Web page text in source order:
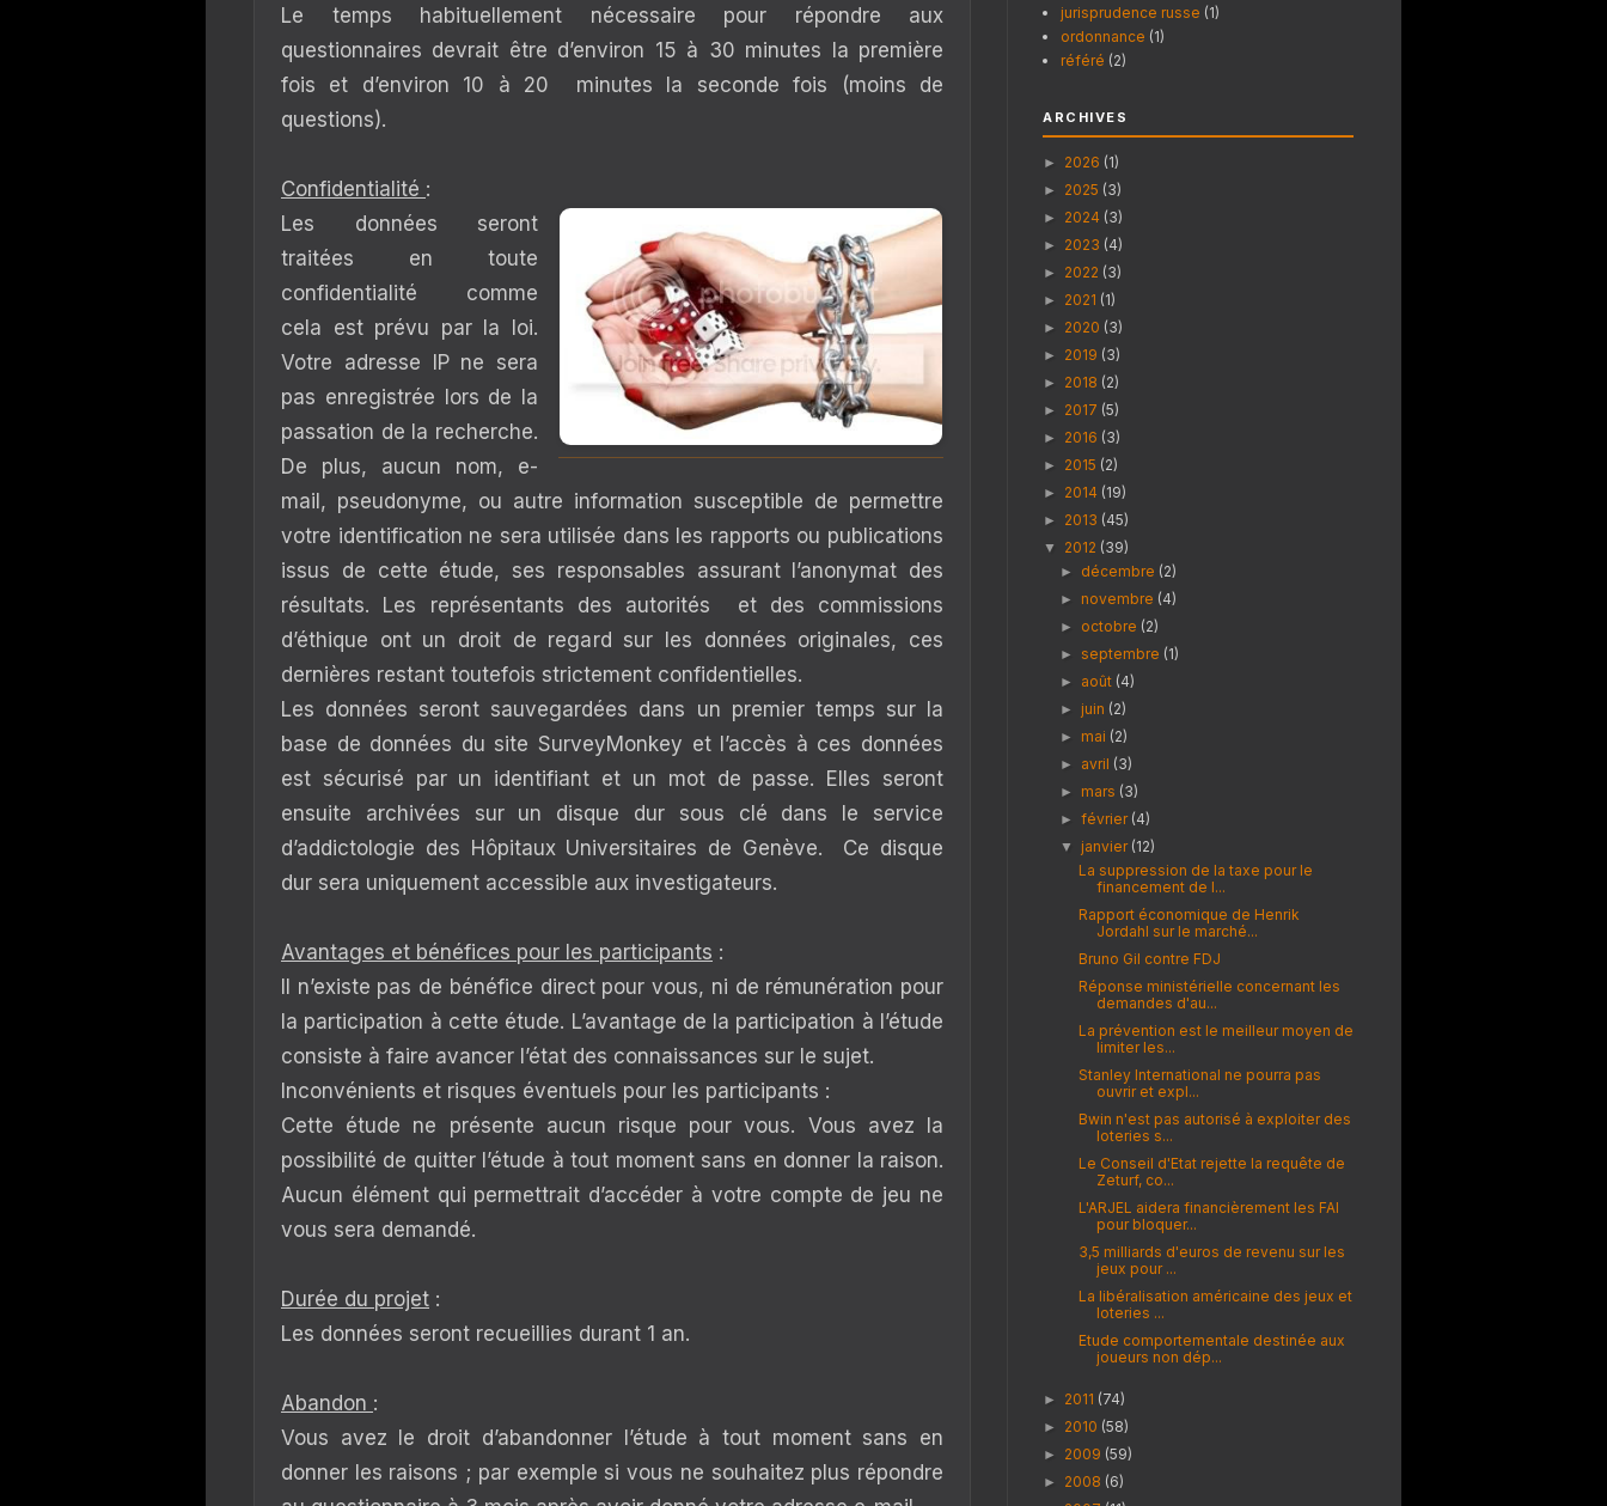
Le temps habituellement nécessaire pour répondre aux
questionnaires devrait être d’environ 15 à 30 minutes la première
fois et d’environ 10 à 20 minutes la seconde fois (moins de
questions).
Confidentialité :
Les données seront
traitées en toute
confidentialité comme
cela est prévu par la loi.
Votre adresse IP ne sera
pas enregistrée lors de la
passation de la recherche.
De plus, aucun nom, e-
mail, pseudonyme, ou autre information susceptible de permettre
votre identification ne sera utilisée dans les rapports ou publications
issus de cette étude, ses responsables assurant l’anonymat des
résultats. Les représentants des autorités et des commissions
d’éthique ont un droit de regard sur les données originales, ces
dernières restant toutefois strictement confidentielles.
Les données seront sauvegardées dans un premier temps sur la
base de données du site SurveyMonkey et l’accès à ces données
est sécurisé par un identifiant et un mot de passe. Elles seront
ensuite archivées sur un disque dur sous clé dans le service
d’addictologie des Hôpitaux Universitaires de Genève. Ce disque
dur sera uniquement accessible aux investigateurs.
Avantages et bénéfices pour les participants :
Il n’existe pas de bénéfice direct pour vous, ni de rémunération pour
la participation à cette étude. L’avantage de la participation à l’étude
consiste à faire avancer l’état des connaissances sur le sujet.
Inconvénients et risques éventuels pour les participants :
Cette étude ne présente aucun risque pour vous. Vous avez la
possibilité de quitter l’étude à tout moment sans en donner la raison.
Aucun élément qui permettrait d’accéder à votre compte de jeu ne
vous sera demandé.
Durée du projet :
Les données seront recueillies durant 1 an.
Abandon :
Vous avez le droit d’abandonner l’étude à tout moment sans en
donner les raisons ; par exemple si vous ne souhaitez plus répondre
jurisprudence russe (1)
ordonnance (1)
référé (2)
ARCHIVES
► 2026 (1)
► 2025 (3)
► 2024 (3)
► 2023 (4)
► 2022 (3)
► 2021 (1)
► 2020 (3)
► 2019 (3)
► 2018 (2)
► 2017 (5)
► 2016 (3)
► 2015 (2)
► 2014 (19)
► 2013 (45)
▼ 2012 (39)
► décembre (2)
► novembre (4)
► octobre (2)
► septembre (1)
► août (4)
► juin (2)
► mai (2)
► avril (3)
► mars (3)
►février (4)
▼ janvier (12)
La suppression de la taxe pour le
financement de l...
Rapport économique de Henrik
Jordahl sur le marché...
Bruno Gil contre FDJ
Réponse ministérielle concernant les
demandes d'au...
La prévention est le meilleur moyen de
limiter les...
Stanley International ne pourra pas
ouvrir et expl...
Bwin n'est pas autorisé à exploiter des
loteries s...
Le Conseil d'Etat rejette la requête de
Zeturf, co...
L'ARJEL aidera financièrement les FAI
pour bloquer...
3,5 milliards d'euros de revenu sur les
jeux pour ...
La libéralisation américaine des jeux et
loteries ...
Etude comportementale destinée aux
joueurs non dép...
► 2011 (74)
► 2010 (58)
► 2009 (59)
► 2008 (6)